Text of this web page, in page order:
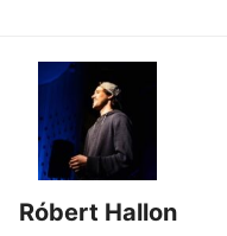
Róbert Hallon